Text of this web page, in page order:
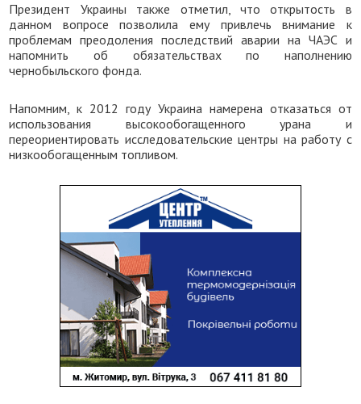
Президент Украины также отметил, что открытость в
данном вопросе позволила ему привлечь внимание к
проблемам преодоления последствий аварии на ЧАЭС и
напомнить об обязательствах по наполнению
чернобыльского фонда.
Напомним, к 2012 году Украина намерена отказаться от
использования высокообогащенного урана и
переориентировать исследовательские центры на работу с
низкообогащенным топливом.